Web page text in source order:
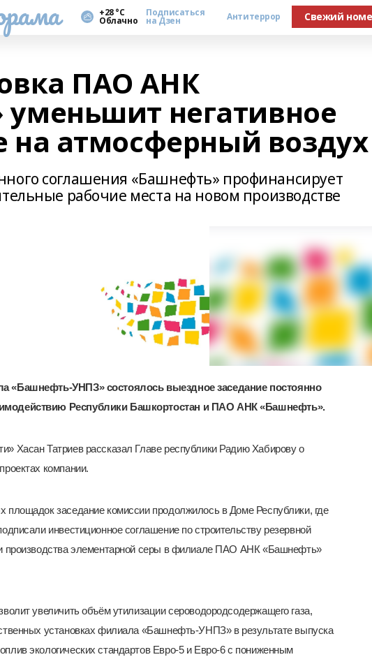
+28 °С
Облачно
Подписаться
на Дзен Антитеррор Свежий
ПАО АНК
негативное
на атмосферный воздух
соглашения «Башнефть» профинансирует
рабочие места на новом производстве
«Башнефть-УНПЗ» состоялось выездное заседание постоянно
Республики Башкортостан и ПАО АНК «Башнефть».
Хасан Татриев рассказал Главе республики Радию Хабирову о
компании.
площадок заседание комиссии продолжилось в Доме Республики, где
инвестиционное соглашение по строительству резервной
производства элементарной серы в филиале ПАО АНК «Башнефть»
увеличить объём утилизации сероводородсодержащего газа,
установках филиала «Башнефть-УНПЗ» в результате выпуска
экологических стандартов Евро-5 и Евро-6 с пониженным